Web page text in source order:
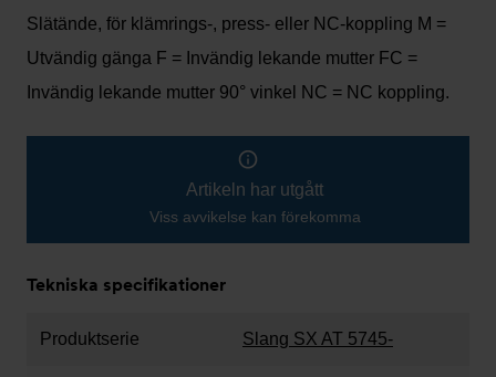
Slätände, för klämrings-, press- eller NC-koppling M =
Utvändig gänga F = Invändig lekande mutter FC =
Invändig lekande mutter 90° vinkel NC = NC koppling.
Artikeln har utgått
Viss avvikelse kan förekomma
Tekniska specifikationer
Produktserie Slang SX AT 5745-